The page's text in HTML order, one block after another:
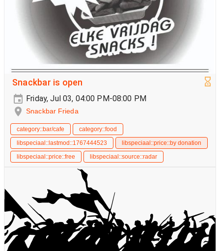
Snackbar is open
Friday, Jul 03, 04:00 PM-08:00 PM
Snackbar Frieda
category::bar/cafe
category::food
libspeciaal::lastmod::1767444523
libspeciaal::price::by donation
libspeciaal::price::free
libspeciaal::source::radar